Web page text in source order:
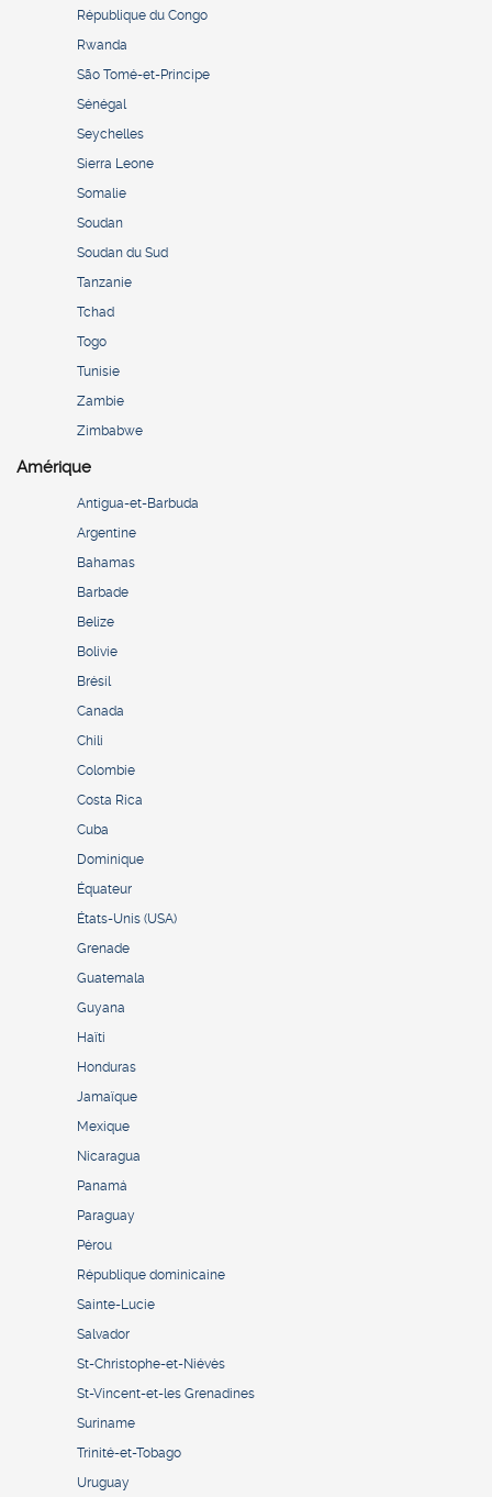
République du Congo
Rwanda
São Tomé-et-Principe
Sénégal
Seychelles
Sierra Leone
Somalie
Soudan
Soudan du Sud
Tanzanie
Tchad
Togo
Tunisie
Zambie
Zimbabwe
Amérique
Antigua-et-Barbuda
Argentine
Bahamas
Barbade
Belize
Bolivie
Brésil
Canada
Chili
Colombie
Costa Rica
Cuba
Dominique
Équateur
États-Unis (USA)
Grenade
Guatemala
Guyana
Haïti
Honduras
Jamaïque
Mexique
Nicaragua
Panamá
Paraguay
Pérou
République dominicaine
Sainte-Lucie
Salvador
St-Christophe-et-Niévès
St-Vincent-et-les Grenadines
Suriname
Trinité-et-Tobago
Uruguay